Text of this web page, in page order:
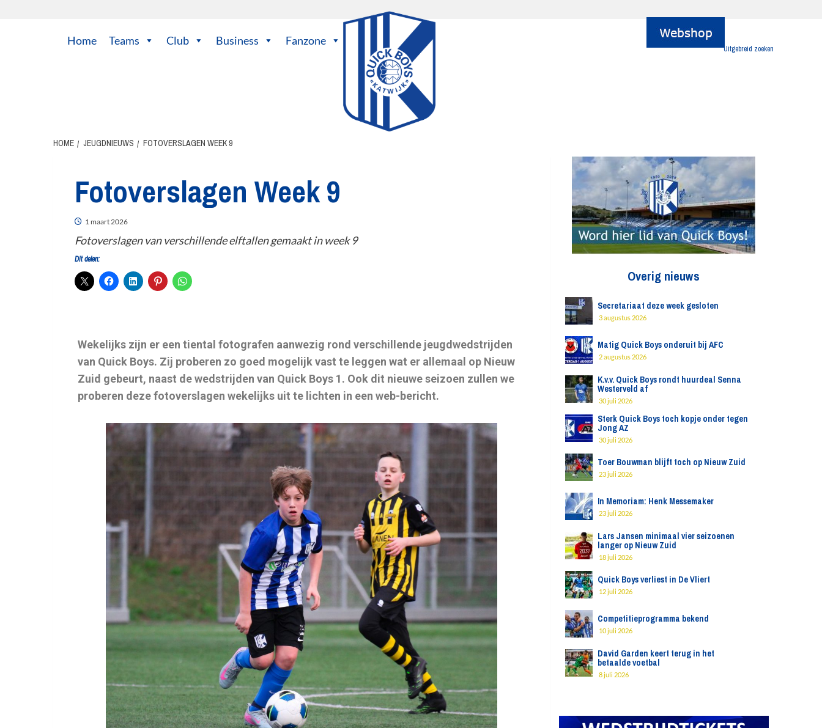
Home Teams Club Business Fanzone
Uitgebreid zoeken
HOME JEUGDNIEUWS FOTOVERSLAGEN WEEK 9
Fotoverslagen Week 9
1 maart 2026
Fotoverslagen van verschillende elftallen gemaakt in week 9
Dit delen:
Wekelijks zijn er een tiental fotografen aanwezig rond verschillende jeugdwedstrijden
van Quick Boys. Zij proberen zo goed mogelijk vast te leggen wat er allemaal op Nieuw
Zuid gebeurt, naast de wedstrijden van Quick Boys 1. Ook dit nieuwe seizoen zullen we
proberen deze fotoverslagen wekelijks uit te lichten in een web-bericht.
Overig nieuws
Secretariaat deze week gesloten
3 augustus 2026
Matig Quick Boys onderuit bij AFC
2 augustus 2026
K.v.v. Quick Boys rondt huurdeal Senna
Westerveld af
30 juli 2026
Sterk Quick Boys toch kopje onder tegen
Jong AZ
30 juli 2026
Toer Bouwman blijft toch op Nieuw Zuid
23 juli 2026
In Memoriam: Henk Messemaker
23 juli 2026
Lars Jansen minimaal vier seizoenen
langer op Nieuw Zuid
18 juli 2026
Quick Boys verliest in De Vliert
12 juli 2026
Competitieprogramma bekend
10 juli 2026
David Garden keert terug in het
betaalde voetbal
8 juli 2026